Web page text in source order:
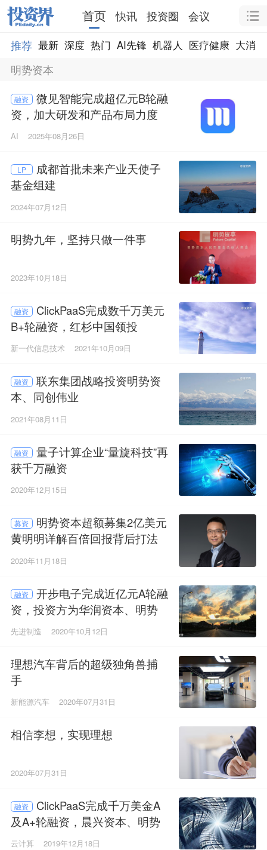
首页 快讯 投资圈
会议
推荐 最新 深度 热门 AI先锋 机器人 医疗健康 大消费
明势资本
融资
微见智能完成超亿元B轮融
资，加大研发和产品布局力度
AI 2025年08月26日
LP
成都首批未来产业天使子
基金组建
2024年07月12日
明势九年，坚持只做一件事
2023年10月18日
融资
ClickPaaS完成数千万美元
B+轮融资，红杉中国领投
新一代信息技术 2021年10月09日
融资
联东集团战略投资明势资
本、同创伟业
2021年08月11日
融资
量子计算企业“量旋科技”再
获千万融资
2020年12月15日
募资
明势资本超额募集2亿美元
黄明明详解百倍回报背后打法
2020年11月18日
融资
开步电子完成近亿元A轮融
资，投资方为华润资本、明势
资本和势能资本
先进制造 2020年10月12日
理想汽车背后的超级独角兽捕
手
新能源汽车 2020年07月31日
相信李想，实现理想
2020年07月31日
融资
ClickPaaS完成千万美金A
及A+轮融资，晨兴资本、明势
资本领投
云计算 2019年12月18日